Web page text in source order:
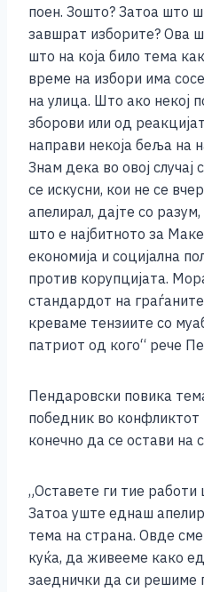
поен. Зошто? Затоа што
завшрат изборите? Ова
што на која било тема
време на избори има
на улица. Што ако некој
зборови или од
направи некоја беља на
Знам дека во овој случај
се искусни, кои не се
апелирал, дајте со
што е најбитното за
економија и социјална
против корупцијата.
стандардот на
креваме тензиите со
патриот од кого“ рече
Пендаровски повика
победник во конфликтот
конечно да се остави на
„Оставете ги тие
Затоа уште еднаш
тема на страна. Овде
куќа, да живееме како
заеднички да си решиме